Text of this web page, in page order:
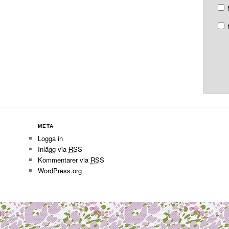
META
Logga in
Inlägg via RSS
Kommentarer via RSS
WordPress.org